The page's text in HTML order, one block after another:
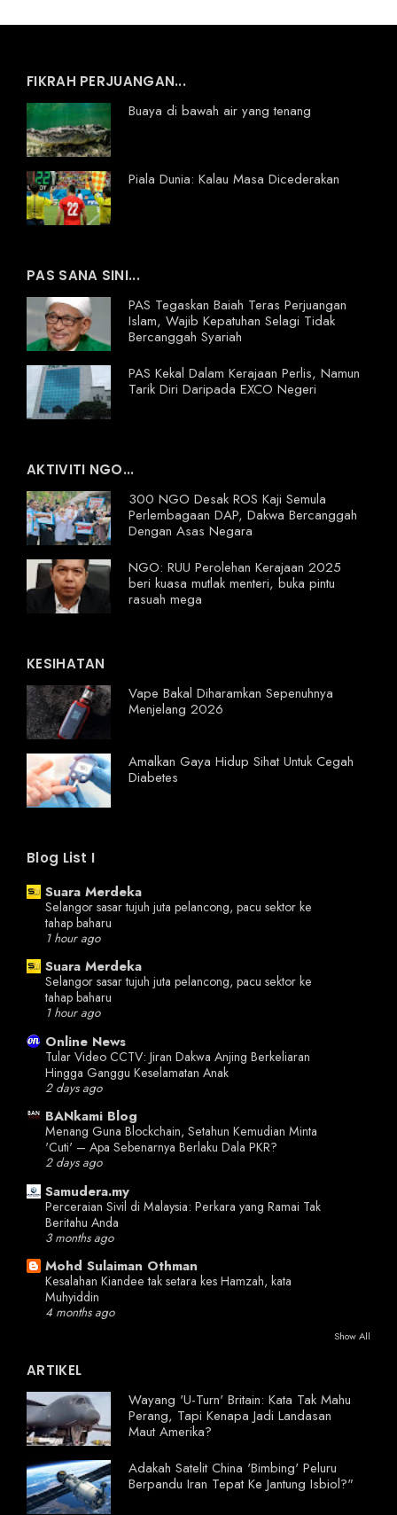
FIKRAH PERJUANGAN...
Buaya di bawah air yang tenang
Piala Dunia: Kalau Masa Dicederakan
PAS SANA SINI...
PAS Tegaskan Baiah Teras Perjuangan
Islam, Wajib Kepatuhan Selagi Tidak
Bercanggah Syariah
PAS Kekal Dalam Kerajaan Perlis, Namun
Tarik Diri Daripada EXCO Negeri
AKTIVITI NGO...
300 NGO Desak ROS Kaji Semula
Perlembagaan DAP, Dakwa Bercanggah
Dengan Asas Negara
NGO: RUU Perolehan Kerajaan 2025
beri kuasa mutlak menteri, buka pintu
rasuah mega
KESIHATAN
Vape Bakal Diharamkan Sepenuhnya
Menjelang 2026
Amalkan Gaya Hidup Sihat Untuk Cegah
Diabetes
Blog List I
Suara Merdeka
Selangor sasar tujuh juta pelancong, pacu sektor ke
tahap baharu
1 hour ago
Suara Merdeka
Selangor sasar tujuh juta pelancong, pacu sektor ke
tahap baharu
1 hour ago
Online News
Tular Video CCTV: Jiran Dakwa Anjing Berkeliaran
Hingga Ganggu Keselamatan Anak
2 days ago
BANkami Blog
Menang Guna Blockchain, Setahun Kemudian Minta
'Cuti' – Apa Sebenarnya Berlaku Dala PKR?
2 days ago
Samudera.my
Perceraian Sivil di Malaysia: Perkara yang Ramai Tak
Beritahu Anda
3 months ago
Mohd Sulaiman Othman
Kesalahan Kiandee tak setara kes Hamzah, kata
Muhyiddin
4 months ago
Show All
ARTIKEL
Wayang 'U-Turn' Britain: Kata Tak Mahu
Perang, Tapi Kenapa Jadi Landasan
Maut Amerika?
Adakah Satelit China 'Bimbing' Peluru
Berpandu Iran Tepat Ke Jantung Isbiol?"